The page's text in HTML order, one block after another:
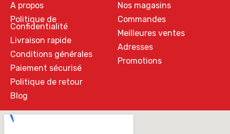
A propos
Politique de
Confidentialité
Livraison rapide
Conditions générales
Paiement sécurisé
Politique de retour
Blog
Nos magasins
Commandes
Meilleures ventes
Adresses
Promotions